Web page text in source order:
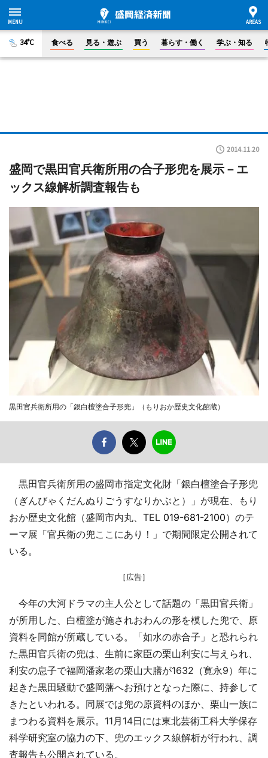
34°C 食べる 見る・遊ぶ 買う 暮らす・働く 学ぶ・知る
2014.11.20
盛岡で黒田官兵衛所用の合子形兜を展示－エ
ックス線解析調査報告も
黒田官兵衛所用の「銀白檀塗合子形兜」（もりおか歴史文化館蔵）
黒田官兵衛所用の盛岡市指定文化財「銀白檀塗合子形兜
（ぎんびゃくだんぬりごうすなりかぶと）」が現在、もり
おか歴史文化館（盛岡市内丸、TEL 019-681-2100）のテ
ーマ展「官兵衛の兜ここにあり！」で期間限定公開されて
いる。
［広告］
今年の大河ドラマの主人公として話題の「黒田官兵衛」
が所用した、白檀塗が施されおわんの形を模した兜で、原
資料を同館が所蔵している。「如水の赤合子」と恐れられ
た黒田官兵衛の兜は、生前に家臣の栗山利安に与えられ、
利安の息子で福岡潘家老の栗山大膳が1632（寛永9）年に
起きた黒田騒動で盛岡藩へお預けとなった際に、持参して
きたといわれる。同展では兜の原資料のほか、栗山一族に
まつわる資料を展示。11月14日には東北芸術工科大学保存
科学研究室の協力の下、兜のエックス線解析が行われ、調
査報告も公開されている。